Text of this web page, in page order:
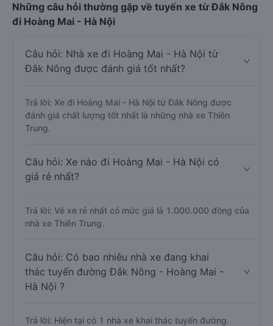
Những câu hỏi thường gặp về tuyến xe từ Đắk Nông
đi Hoàng Mai - Hà Nội
Câu hỏi: Nhà xe đi Hoàng Mai - Hà Nội từ
Đắk Nông được đánh giá tốt nhất?
Trả lời: Xe đi Hoàng Mai - Hà Nội từ Đắk Nông được
đánh giá chất lượng tốt nhất là những nhà xe Thiên
Trung.
Câu hỏi: Xe nào đi Hoàng Mai - Hà Nội có
giá rẻ nhất?
Trả lời: Vé xe rẻ nhất có mức giá là 1.000.000 đồng của
nhà xe Thiên Trung.
Câu hỏi: Có bao nhiêu nhà xe đang khai
thác tuyến đường Đắk Nông - Hoàng Mai -
Hà Nội ?
Trả lời: Hiện tại có 1 nhà xe khai thác tuyến đường.